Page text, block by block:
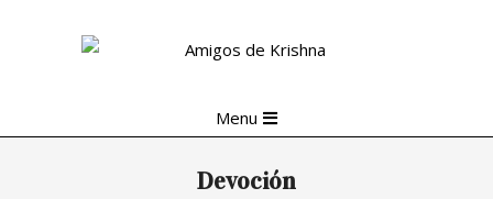
Navigation
Menu
Devoción